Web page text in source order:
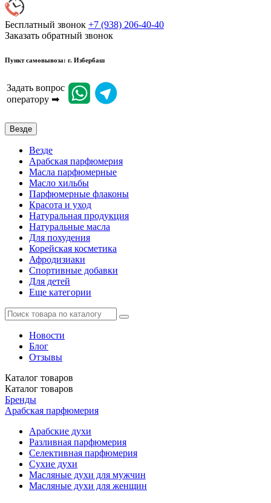
Бесплатный звонок +7 (938) 206-40-40
Заказать обратный звонок
Пункт самовывоза: г. Избербаш
Задать вопрос
оператору ➡
Везде
Везде
Арабская парфюмерия
Масла парфюмерные
Масло хильбы
Парфюмерные флаконы
Красота и уход
Натуральная продукция
Натуральные масла
Для похудения
Корейская косметика
Афродизиаки
Спортивные добавки
Для детей
Еще категории
Новости
Блог
Отзывы
Каталог товаров
Каталог товаров
Бренды
Арабская парфюмерия
Арабские духи
Разливная парфюмерия
Селективная парфюмерия
Сухие духи
Масляные духи для мужчин
Масляные духи для женщин